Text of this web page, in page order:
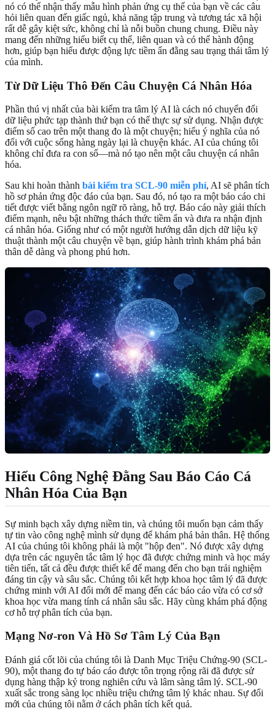
nó có thể nhận thấy mẫu hình phản ứng cụ thể của bạn về các câu
hỏi liên quan đến giấc ngủ, khả năng tập trung và tương tác xã hội
rất dễ gây kiệt sức, không chỉ là nỗi buồn chung chung. Điều này
mang đến những hiểu biết cụ thể, liên quan và có thể hành động
hơn, giúp bạn hiểu được động lực tiềm ẩn đằng sau trạng thái tâm lý
của mình.
Từ Dữ Liệu Thô Đến Câu Chuyện Cá Nhân Hóa
Phần thú vị nhất của bài kiểm tra tâm lý AI là cách nó chuyển đổi
dữ liệu phức tạp thành thứ bạn có thể thực sự sử dụng. Nhận được
điểm số cao trên một thang đo là một chuyện; hiểu ý nghĩa của nó
đối với cuộc sống hàng ngày lại là chuyện khác. AI của chúng tôi
không chỉ đưa ra con số—mà nó tạo nên một câu chuyện cá nhân
hóa.
Sau khi hoàn thành bài kiểm tra SCL-90 miễn phí, AI sẽ phân tích
hồ sơ phản ứng độc đáo của bạn. Sau đó, nó tạo ra một báo cáo chi
tiết được viết bằng ngôn ngữ rõ ràng, hỗ trợ. Báo cáo này giải thích
điểm mạnh, nêu bật những thách thức tiềm ẩn và đưa ra nhận định
cá nhân hóa. Giống như có một người hướng dẫn dịch dữ liệu kỹ
thuật thành một câu chuyện về bạn, giúp hành trình khám phá bản
thân dễ dàng và phong phú hơn.
Hiểu Công Nghệ Đằng Sau Báo Cáo Cá
Nhân Hóa Của Bạn
Sự minh bạch xây dựng niềm tin, và chúng tôi muốn bạn cảm thấy
tự tin vào công nghệ mình sử dụng để khám phá bản thân. Hệ thống
AI của chúng tôi không phải là một "hộp đen". Nó được xây dựng
dựa trên các nguyên tắc tâm lý học đã được chứng minh và học máy
tiên tiến, tất cả đều được thiết kế để mang đến cho bạn trải nghiệm
đáng tin cậy và sâu sắc. Chúng tôi kết hợp khoa học tâm lý đã được
chứng minh với AI đổi mới để mang đến các báo cáo vừa có cơ sở
khoa học vừa mang tính cá nhân sâu sắc. Hãy cùng khám phá động
cơ hỗ trợ phân tích của bạn.
Mạng Nơ-ron Và Hồ Sơ Tâm Lý Của Bạn
Đánh giá cốt lõi của chúng tôi là Danh Mục Triệu Chứng-90 (SCL-
90), một thang đo tự báo cáo được tôn trọng rộng rãi đã được sử
dụng hàng thập kỷ trong nghiên cứu và lâm sàng tâm lý. SCL-90
xuất sắc trong sàng lọc nhiều triệu chứng tâm lý khác nhau. Sự đổi
mới của chúng tôi nằm ở cách phân tích kết quả.